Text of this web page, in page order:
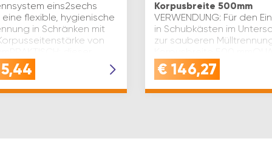
eins2sechs
flexible, hygienische
in Schränken mit
von
überzeug mit
Korpusbreite 500mm
VERWENDUNG: Für den
in Schubkästen im
zur sauberen
Kunststoff- und
Aluminiumkonstruktion für
€ 146,27